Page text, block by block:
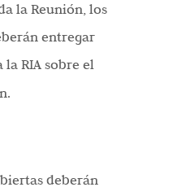
la Reunión, los
entregar
RIA sobre el
deberán